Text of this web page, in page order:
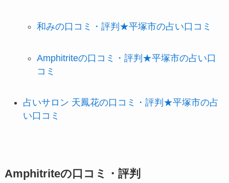
和みの口コミ・評判★平塚市の占い口コミ
Amphitriteの口コミ・評判★平塚市の占い口
コミ
占いサロン 天鳳花の口コミ・評判★平塚市の占
い口コミ
Amphitriteの口コミ・評判